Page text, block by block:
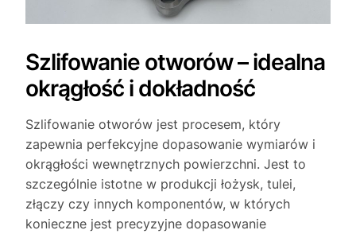
Szlifowanie otworów – idealna
okrągłość i dokładność
Szlifowanie otworów jest procesem, który
zapewnia perfekcyjne dopasowanie wymiarów i
okrągłości wewnętrznych powierzchni. Jest to
szczególnie istotne w produkcji łożysk, tulei,
złączy czy innych komponentów, w których
konieczne jest precyzyjne dopasowanie